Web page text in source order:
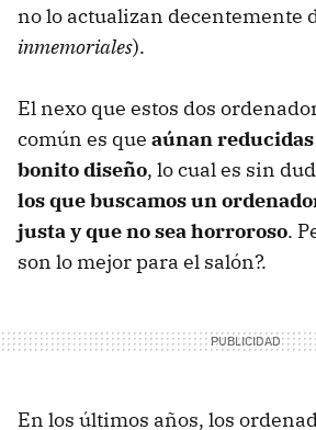
no lo actualizan decentemente
inmemoriales).
El nexo que estos dos
común es que aúnan
bonito diseño, lo cual es sin
los que buscamos un
justa y que no sea horroroso.
son lo mejor para el salón?.
En los últimos años, los